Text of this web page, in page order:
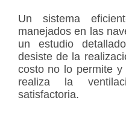
Un sistema
manejados en las
un estudio
desiste de la
costo no lo permite
realiza la
satisfactoria.